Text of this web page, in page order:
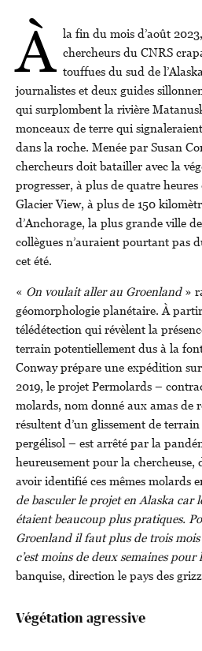
À la fin du mois d’août
chercheurs du CNRS
touffues du sud de
journalistes et deux guides
qui surplombent la rivière
monceaux de terre qui
dans la roche. Menée par Susan
chercheurs doit batailler avec la
progresser, à plus de quatre
Glacier View, à plus de 150
d’Anchorage, la plus grande ville
collègues n’auraient pourtant pas
cet été.
« On voulait aller au Groenland»
géomorphologie planétaire. À
télédétection qui révèlent la
terrain potentiellement dus à la
Conway prépare une expédition
2019, le projet Permolards –
molards, nom donné aux amas de
résultent d’un glissement de
pergélisol – est arrêté par la
heureusement pour la chercheuse,
avoir identifié ces mêmes molards
de basculer le projet en Alaska car
étaient beaucoup plus pratiques.
Groenland il faut plus de trois
c’est moins de deux semaines pour
banquise, direction le pays des
Végétation agressive